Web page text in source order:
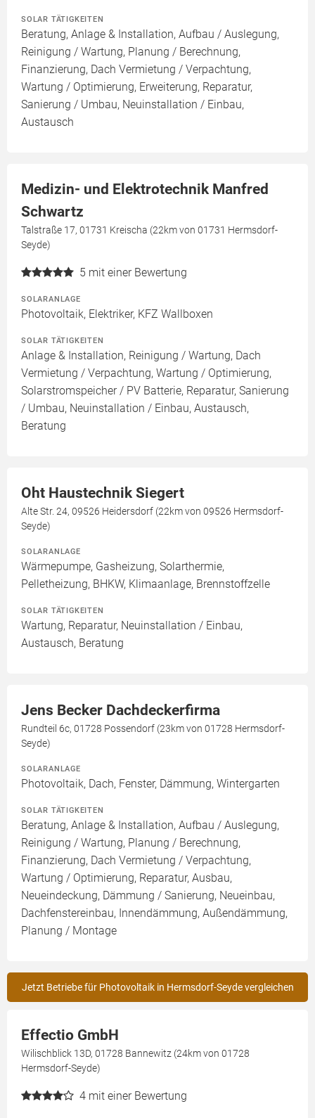
SOLAR TÄTIGKEITEN
Beratung, Anlage & Installation, Aufbau / Auslegung,
Reinigung / Wartung, Planung / Berechnung,
Finanzierung, Dach Vermietung / Verpachtung,
Wartung / Optimierung, Erweiterung, Reparatur,
Sanierung / Umbau, Neuinstallation / Einbau,
Austausch
Medizin- und Elektrotechnik Manfred
Schwartz
Talstraße 17, 01731 Kreischa (22km von 01731 Hermsdorf-
Seyde)
5 mit einer Bewertung
SOLARANLAGE
Photovoltaik, Elektriker, KFZ Wallboxen
SOLAR TÄTIGKEITEN
Anlage & Installation, Reinigung / Wartung, Dach
Vermietung / Verpachtung, Wartung / Optimierung,
Solarstromspeicher / PV Batterie, Reparatur, Sanierung
/ Umbau, Neuinstallation / Einbau, Austausch,
Beratung
Oht Haustechnik Siegert
Alte Str. 24, 09526 Heidersdorf (22km von 09526 Hermsdorf-
Seyde)
SOLARANLAGE
Wärmepumpe, Gasheizung, Solarthermie,
Pelletheizung, BHKW, Klimaanlage, Brennstoffzelle
SOLAR TÄTIGKEITEN
Wartung, Reparatur, Neuinstallation / Einbau,
Austausch, Beratung
Jens Becker Dachdeckerfirma
Rundteil 6c, 01728 Possendorf (23km von 01728 Hermsdorf-
Seyde)
SOLARANLAGE
Photovoltaik, Dach, Fenster, Dämmung, Wintergarten
SOLAR TÄTIGKEITEN
Beratung, Anlage & Installation, Aufbau / Auslegung,
Reinigung / Wartung, Planung / Berechnung,
Finanzierung, Dach Vermietung / Verpachtung,
Wartung / Optimierung, Reparatur, Ausbau,
Neueindeckung, Dämmung / Sanierung, Neueinbau,
Dachfenstereinbau, Innendämmung, Außendämmung,
Planung / Montage
Jetzt Betriebe für Photovoltaik in Hermsdorf-Seyde vergleichen
Effectio GmbH
Wilischblick 13D, 01728 Bannewitz (24km von 01728
Hermsdorf-Seyde)
4 mit einer Bewertung